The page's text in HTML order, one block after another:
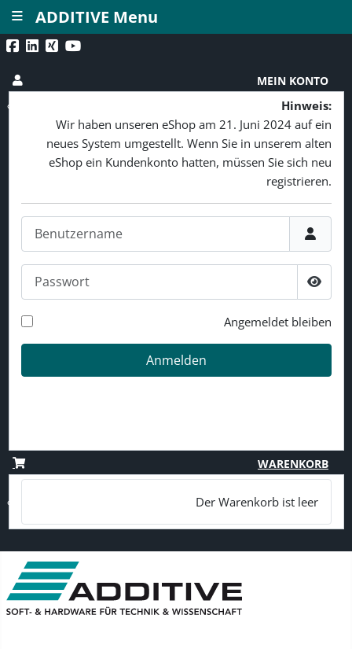
MEIN KONTO
Hinweis:
Wir haben unseren eShop am 21. Juni 2024 auf ein
neues System umgestellt. Wenn Sie in unserem alten
eShop ein Kundenkonto hatten, müssen Sie sich neu
registrieren.
Angemeldet bleiben
Anmelden
WARENKORB
Der Warenkorb ist leer
ADDITIVE Menu
≡